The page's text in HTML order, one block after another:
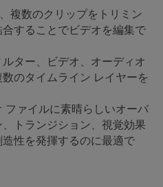
複数のクリップをトリミン
することでビデオを編集で
ター、ビデオ、オーディオ
のタイムライン レイヤーを
ファイルに素晴らしいオーバ
トランジション、視覚効果
性を発揮するのに最適で